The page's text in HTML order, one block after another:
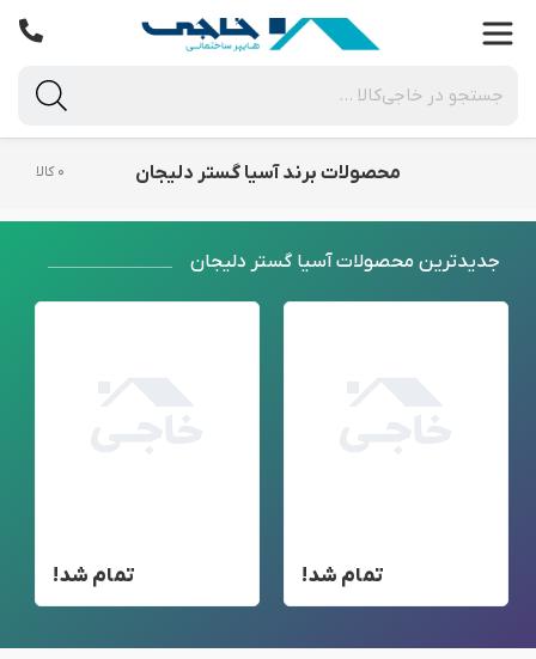
محصولات برند آسیا گستر دلیجان ۰ کالا
جدید‌ترین محصولات آسیا گستر دلیجان
تمام شد! تمام شد!